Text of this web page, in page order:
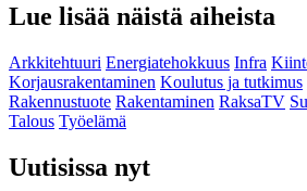
Lue lisää näistä aiheista
Arkkitehtuuri Energiatehokkuus Infra
Korjausrakentaminen Koulutus ja tutkimus
Rakennustuote Rakentaminen RaksaTV
Talous Työelämä
Uutisissa nyt